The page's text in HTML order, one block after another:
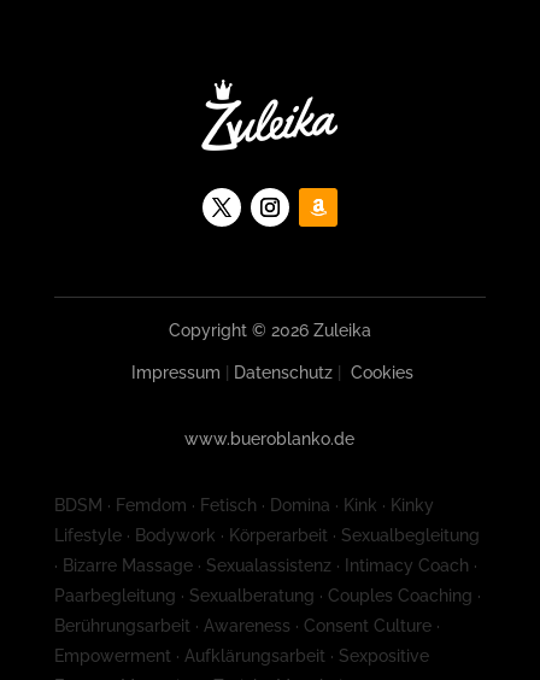
Copyright © 2026 Zuleika
Impressum Datenschutz| Cookies
www.bueroblanko.de
BDSM · Femdom · Fetisch · Domina · Kink · Kinky
Lifestyle · Bodywork · Körperarbeit · Sexualbegleitung
· Bizarre Massage · Sexualassistenz · Intimacy Coach ·
Paarbegleitung · Sexualberatung · Couples Coaching ·
Berührungsarbeit · Awareness · Consent Culture ·
Empowerment · Aufklärungsarbeit · Sexpositive